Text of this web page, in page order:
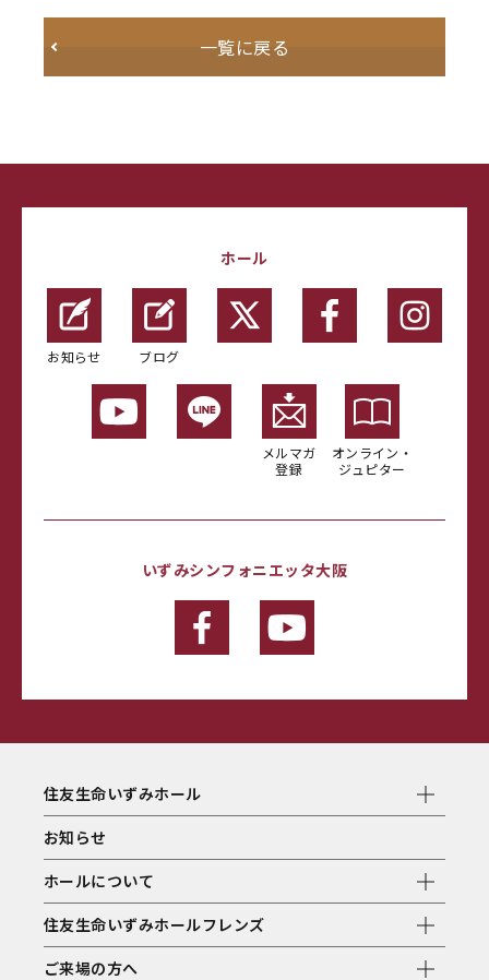
一覧に戻る
ホール
お知らせ ブログ
メルマガ
登録
オンライン・
ジュピター
いずみシンフォニエッタ大阪
住友生命いずみホール
お知らせ
ホールについて
住友生命いずみホールフレンズ
ご来場の方へ